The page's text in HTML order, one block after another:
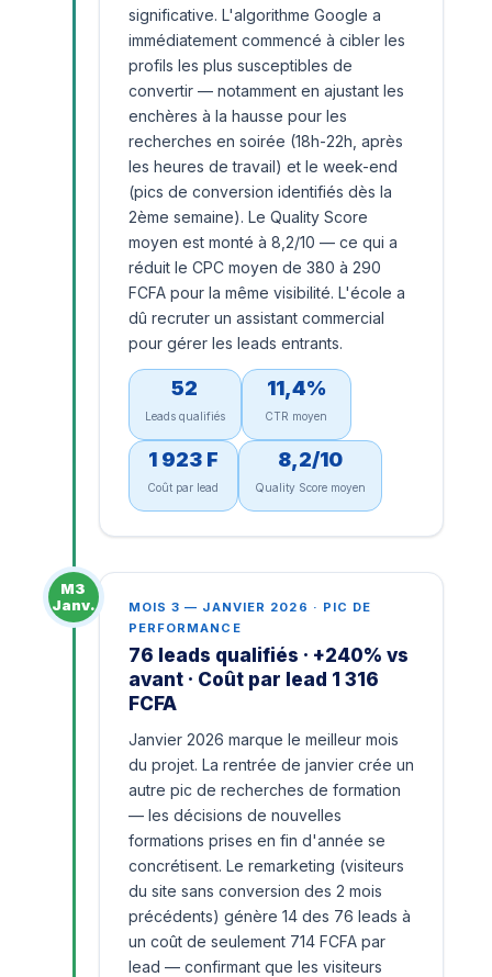
significative. L'algorithme Google a
immédiatement commencé à cibler les
profils les plus susceptibles de
convertir — notamment en ajustant les
enchères à la hausse pour les
recherches en soirée (18h-22h, après
les heures de travail) et le week-end
(pics de conversion identifiés dès la
2ème semaine). Le Quality Score
moyen est monté à 8,2/10 — ce qui a
réduit le CPC moyen de 380 à 290
FCFA pour la même visibilité. L'école a
dû recruter un assistant commercial
pour gérer les leads entrants.
52
Leads qualifiés
11,4%
CTR moyen
1 923 F
Coût par lead
8,2/10
Quality Score moyen
M3
Janv.
MOIS 3 — JANVIER 2026 · PIC DE
PERFORMANCE
76 leads qualifiés · +240% vs
avant · Coût par lead 1 316
FCFA
Janvier 2026 marque le meilleur mois
du projet. La rentrée de janvier crée un
autre pic de recherches de formation
— les décisions de nouvelles
formations prises en fin d'année se
concrétisent. Le remarketing (visiteurs
du site sans conversion des 2 mois
précédents) génère 14 des 76 leads à
un coût de seulement 714 FCFA par
lead — confirmant que les visiteurs